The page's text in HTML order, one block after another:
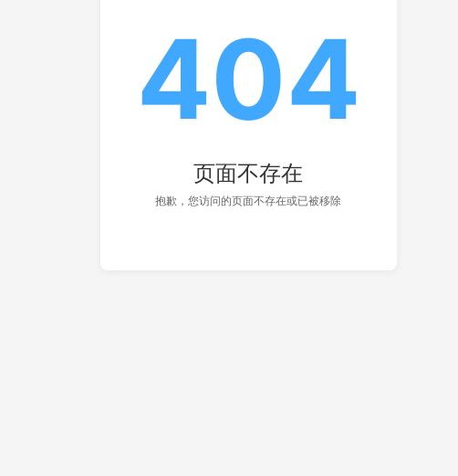
404
页面不存在
抱歉，您访问的页面不存在或已被移除